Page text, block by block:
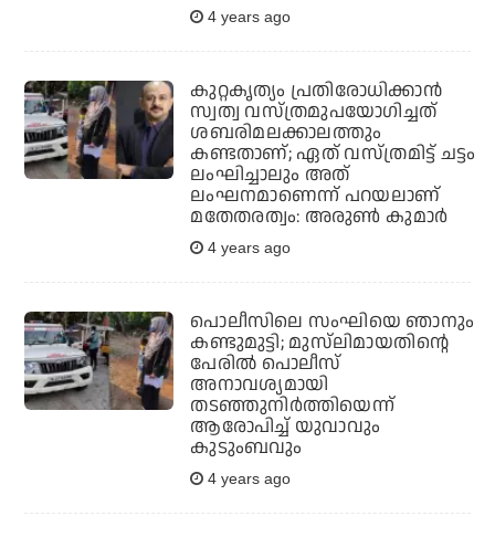
4 years ago
കുറ്റകൃത്യം പ്രതിരോധിക്കാന്‍
സ്വത്വ വസ്ത്രമുപയോഗിച്ചത്
ശബരിമലക്കാലത്തും
കണ്ടതാണ്; ഏത് വസ്ത്രമിട്ട് ചട്ടം
ലംഘിച്ചാലും അത്
ലംഘനമാണെന്ന് പറയലാണ്
മതേതരത്വം: അരുണ്‍ കുമാര്‍
4 years ago
പൊലീസിലെ സംഘിയെ ഞാനും
കണ്ടുമുട്ടി; മുസ്‌ലിമായതിന്റെ
പേരില്‍ പൊലീസ്
അനാവശ്യമായി
തടഞ്ഞുനിര്‍ത്തിയെന്ന്
ആരോപിച്ച് യുവാവും
കുടുംബവും
4 years ago